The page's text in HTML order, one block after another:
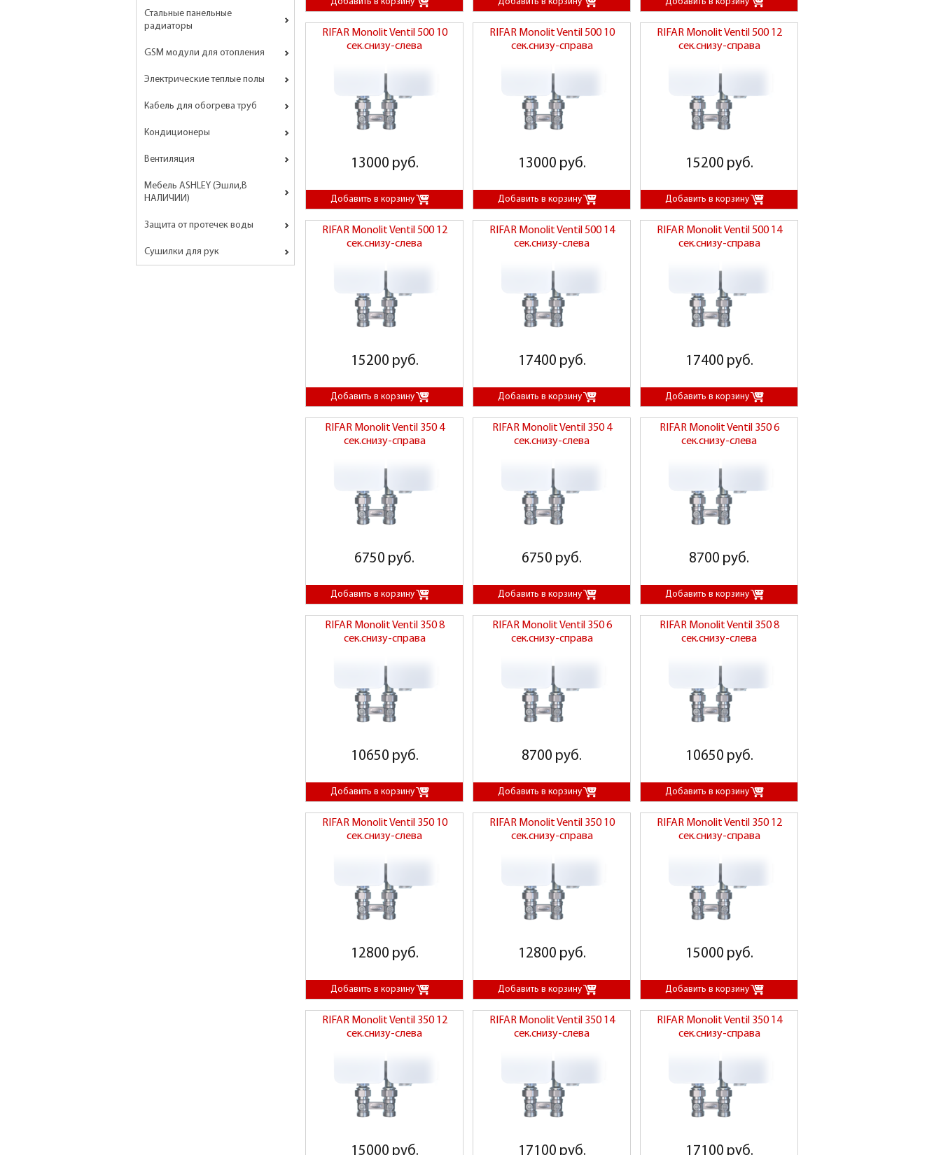
Стальные панельные
радиаторы
GSM модули для отопления
Электрические теплые полы
Кабель для обогрева труб
Кондиционеры
Вентиляция
Мебель ASHLEY (Эшли,В
НАЛИЧИИ)
Защита от протечек воды
Сушилки для рук
RIFAR Monolit Ventil 500 10
сек.снизу-слева
13000 руб.
RIFAR Monolit Ventil 500 10
сек.снизу-справа
13000 руб.
RIFAR Monolit Ventil 500 12
сек.снизу-справа
15200 руб.
RIFAR Monolit Ventil 500 12
сек.снизу-слева
15200 руб.
RIFAR Monolit Ventil 500 14
сек.снизу-слева
17400 руб.
RIFAR Monolit Ventil 500 14
сек.снизу-справа
17400 руб.
RIFAR Monolit Ventil 350 4
сек.снизу-справа
6750 руб.
RIFAR Monolit Ventil 350 4
сек.снизу-слева
6750 руб.
RIFAR Monolit Ventil 350 6
сек.снизу-слева
8700 руб.
RIFAR Monolit Ventil 350 8
сек.снизу-справа
10650 руб.
RIFAR Monolit Ventil 350 6
сек.снизу-справа
8700 руб.
RIFAR Monolit Ventil 350 8
сек.снизу-слева
10650 руб.
RIFAR Monolit Ventil 350 10
сек.снизу-слева
12800 руб.
RIFAR Monolit Ventil 350 10
сек.снизу-справа
12800 руб.
RIFAR Monolit Ventil 350 12
сек.снизу-справа
15000 руб.
RIFAR Monolit Ventil 350 12
сек.снизу-слева
15000 руб.
RIFAR Monolit Ventil 350 14
сек.снизу-слева
17100 руб.
RIFAR Monolit Ventil 350 14
сек.снизу-справа
17100 руб.